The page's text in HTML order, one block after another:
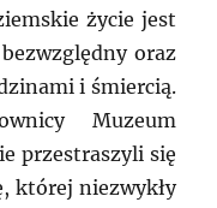
życie jest
oraz
i śmiercią.
Muzeum
przestraszyli się
której niezwykły